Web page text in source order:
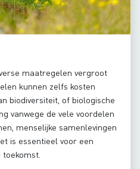
maatregelen vergroot
kunnen zelfs kosten
biodiversiteit, of biologische
vanwege de vele voordelen
menselijke samenlevingen
is essentieel voor een